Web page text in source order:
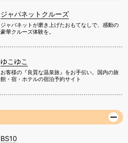
ジャパネットクルーズ
ジャパネットが磨き上げたおもてなしで、感動の
豪華クルーズ体験を。
ゆこゆこ
お客様の『良質な温泉旅』をお手伝い。国内の旅
館・宿・ホテルの宿泊予約サイト
BS10